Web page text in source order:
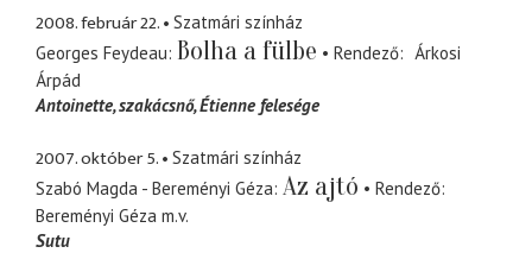
2008. február 22.
Szatmári színház
Georges Feydeau Bolha a fülbe Rendező
Árkosi
Árpád
Antoinette szakácsnő, Étienne felesége
2007. október 5.
Szatmári színház
Szabó Magda - Bereményi Géza Az ajtó
Rendező
Bereményi Géza m.v.
Sutu